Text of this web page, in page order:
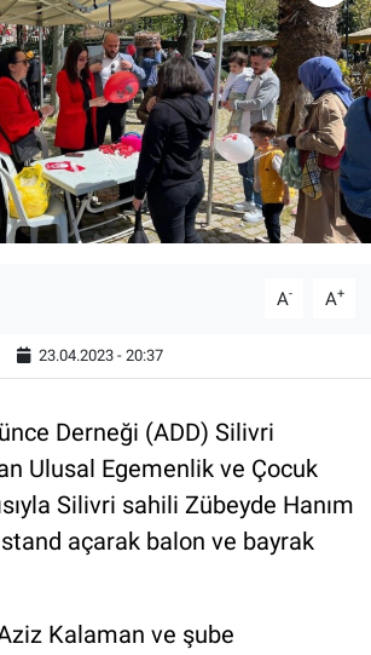
A- A+
23.04.2023 - 20:37
Derneği (ADD) Silivri
Ulusal Egemenlik ve Çocuk
Silivri sahili Zübeyde Hanım
açarak balon ve bayrak
Kalaman ve şube